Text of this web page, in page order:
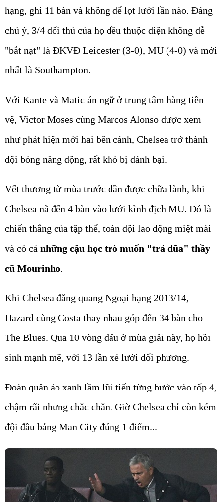
hạng, ghi 11 bàn và không để lọt lưới lần nào. Đáng
chú ý, 3/4 đối thủ của họ đều thuộc diện không dễ
"bắt nạt" là ĐKVĐ Leicester (3-0), MU (4-0) và mới
nhất là Southampton.
Với Kante và Matic án ngữ ở trung tâm hàng tiền
vệ, Victor Moses cùng Marcos Alonso được xem
như phát hiện mới hai bên cánh, Chelsea trở thành
đội bóng năng động, rất khó bị đánh bại.
Vết thương từ mùa trước dần được chữa lành, khi
Chelsea nã đến 4 bàn vào lưới kình địch MU. Đó là
chiến thắng của tập thể, toàn đội lao động miệt mài
và có cả những cậu học trò muốn "trả đũa" thầy
cũ Mourinho.
Khi Chelsea đăng quang Ngoại hạng 2013/14,
Hazard cùng Costa thay nhau góp đến 34 bàn cho
The Blues. Qua 10 vòng đấu ở mùa giải này, họ hồi
sinh mạnh mẽ, với 13 lần xé lưới đối phương.
Đoàn quân áo xanh lầm lũi tiến từng bước vào tốp 4,
chậm rãi nhưng chắc chắn. Giờ Chelsea chỉ còn kém
đội đầu bảng Man City đúng 1 điểm...